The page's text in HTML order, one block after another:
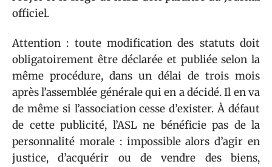
officiel.
Attention : toute modification des statuts doit
obligatoirement être déclarée et publiée selon la
même procédure, dans un délai de trois mois
après l’assemblée générale qui en a décidé. Il en va
de même si l’association cesse d’exister. À défaut
de cette publicité, l’ASL ne bénéficie pas de la
personnalité morale : impossible alors d’agir en
justice, d’acquérir ou de vendre des biens,